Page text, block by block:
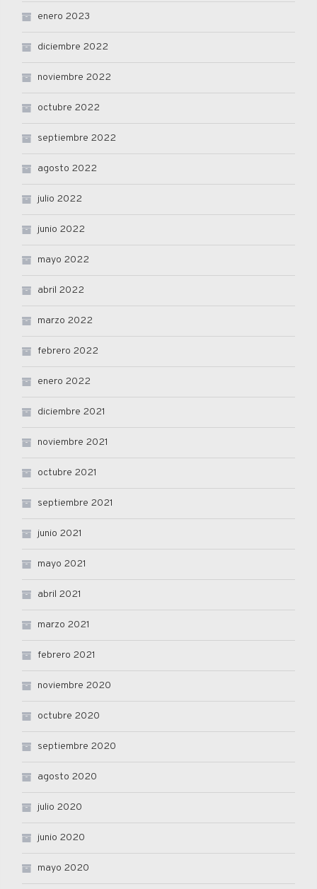
enero 2023
diciembre 2022
noviembre 2022
octubre 2022
septiembre 2022
agosto 2022
julio 2022
junio 2022
mayo 2022
abril 2022
marzo 2022
febrero 2022
enero 2022
diciembre 2021
noviembre 2021
octubre 2021
septiembre 2021
junio 2021
mayo 2021
abril 2021
marzo 2021
febrero 2021
noviembre 2020
octubre 2020
septiembre 2020
agosto 2020
julio 2020
junio 2020
mayo 2020